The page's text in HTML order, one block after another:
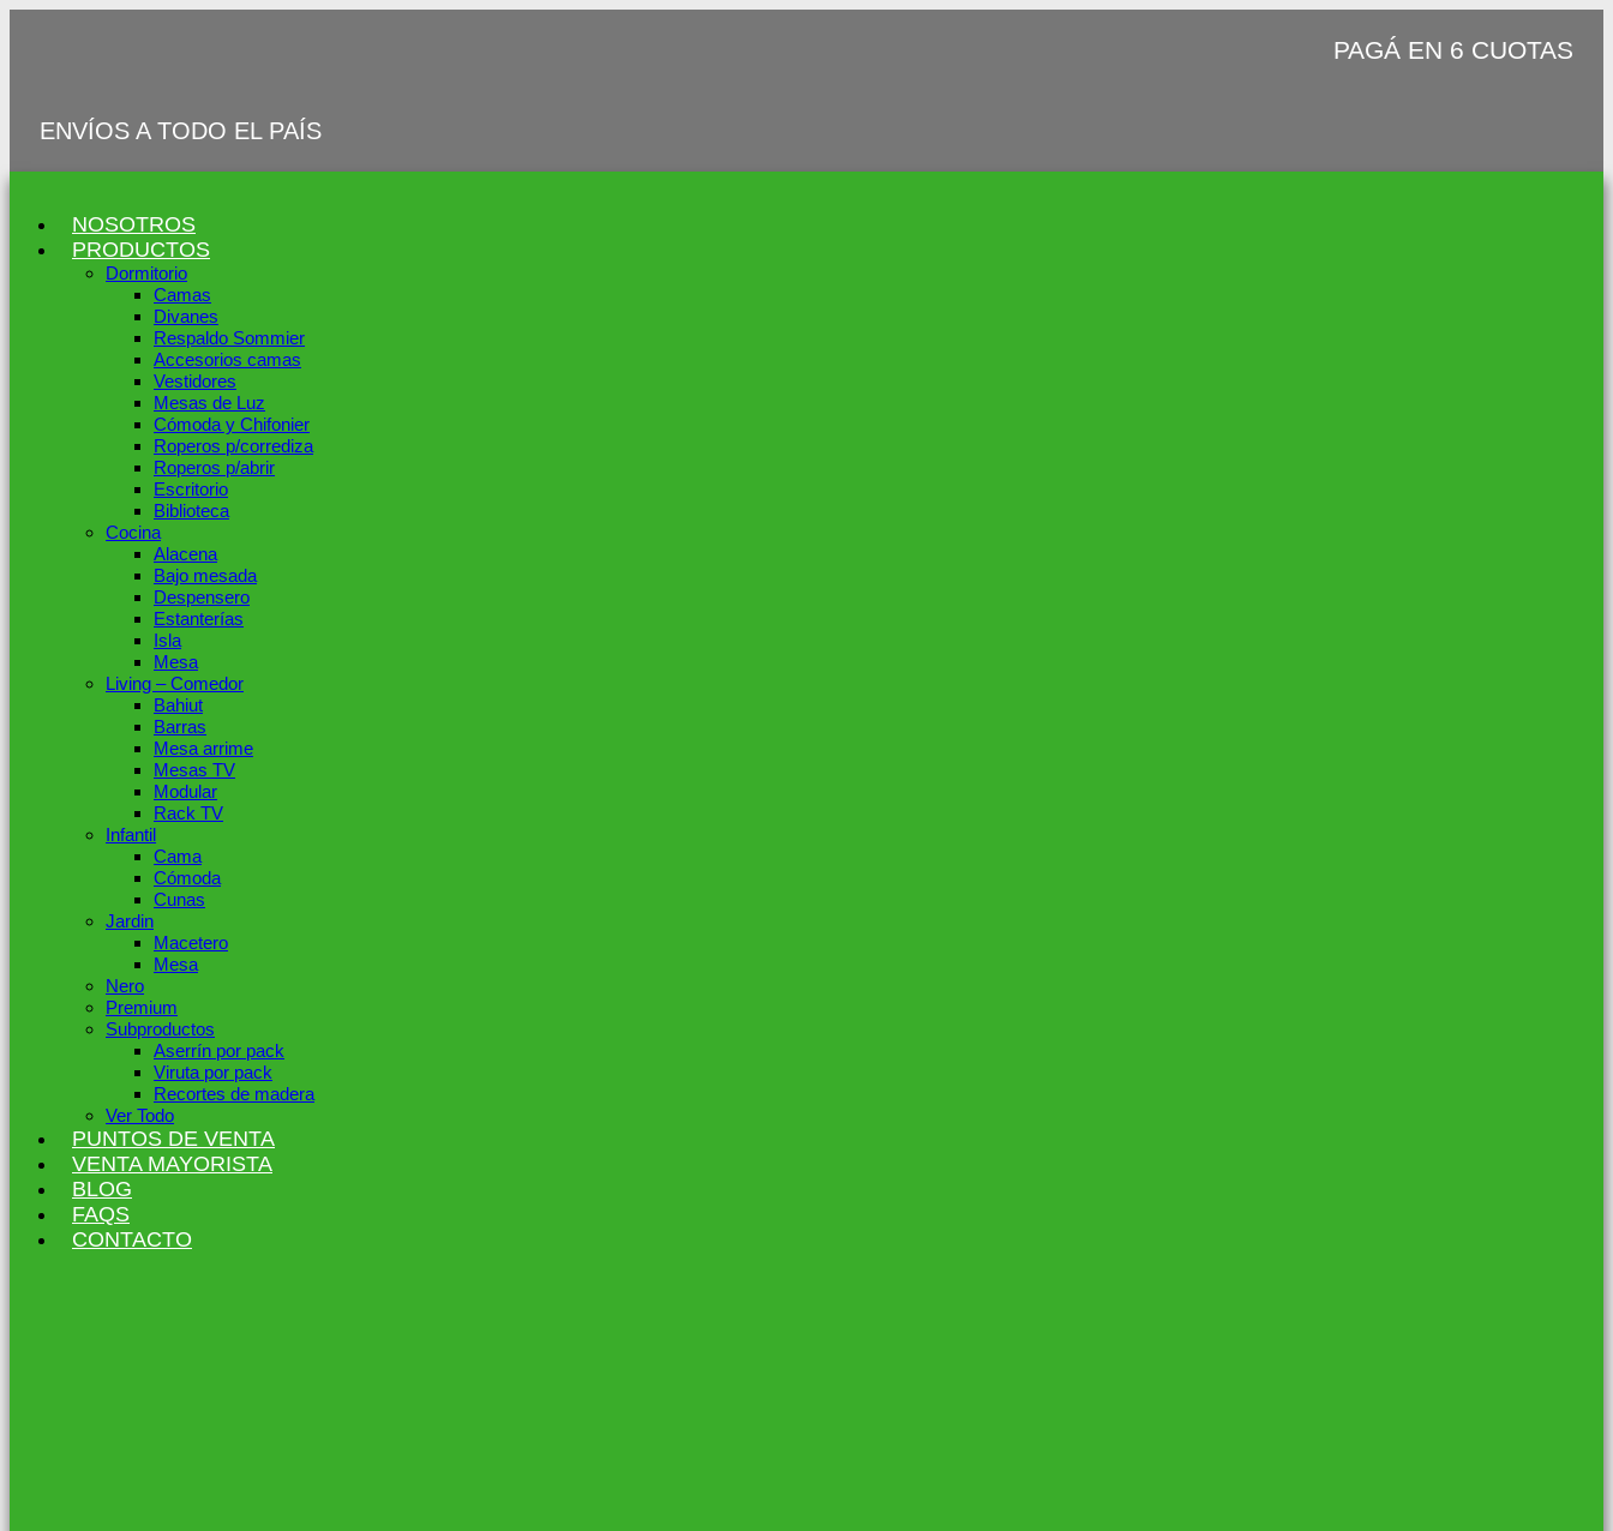
PAGÁ EN 6 CUOTAS
ENVÍOS A TODO EL PAÍS
NOSOTROS
PRODUCTOS
Dormitorio
Camas
Divanes
Respaldo Sommier
Accesorios camas
Vestidores
Mesas de Luz
Cómoda y Chifonier
Roperos p/corrediza
Roperos p/abrir
Escritorio
Biblioteca
Cocina
Alacena
Bajo mesada
Despensero
Estanterías
Isla
Mesa
Living – Comedor
Bahiut
Barras
Mesa arrime
Mesas TV
Modular
Rack TV
Infantil
Cama
Cómoda
Cunas
Jardin
Macetero
Mesa
Nero
Premium
Subproductos
Aserrín por pack
Viruta por pack
Recortes de madera
Ver Todo
PUNTOS DE VENTA
VENTA MAYORISTA
BLOG
FAQS
CONTACTO